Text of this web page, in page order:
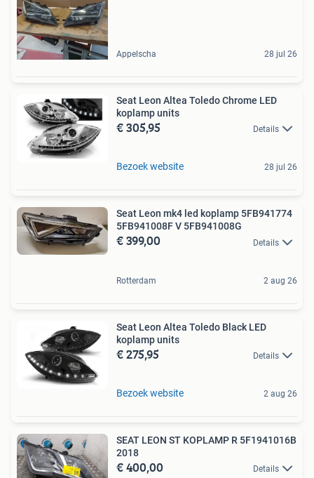
Appelscha 28 jul 26
Seat Leon Altea Toledo Chrome LED
koplamp units
€ 305,95 Details
Bezoek website 28 jul 26
Seat Leon mk4 led koplamp 5FB941774
5FB941008F V 5FB941008G
€ 399,00 Details
Rotterdam 2 aug 26
Seat Leon Altea Toledo Black LED
koplamp units
€ 275,95 Details
Bezoek website 2 aug 26
SEAT LEON ST KOPLAMP R 5F1941016B
2018
€ 400,00 Details